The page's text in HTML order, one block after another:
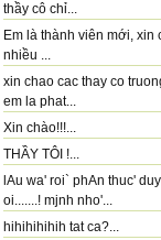
thầy cô chỉ...
Em là thành viên mới, xin
nhiều ...
xin chao cac thay co
em la phat...
Xin chào!!!...
THẦY TÔI !...
lAu wa' roi` phAn thuc'
oi.......! mjnh nho'...
hihihihihih tat ca?...